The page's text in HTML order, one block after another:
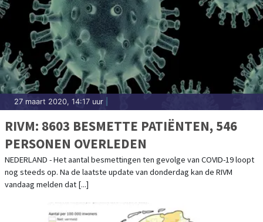
27 maart 2020, 14:17 uur
RIVM: 8603 BESMETTE PATIËNTEN, 546
PERSONEN OVERLEDEN
NEDERLAND - Het aantal besmettingen ten gevolge van COVID-19 loopt
nog steeds op. Na de laatste update van donderdag kan de RIVM
vandaag melden dat [...]